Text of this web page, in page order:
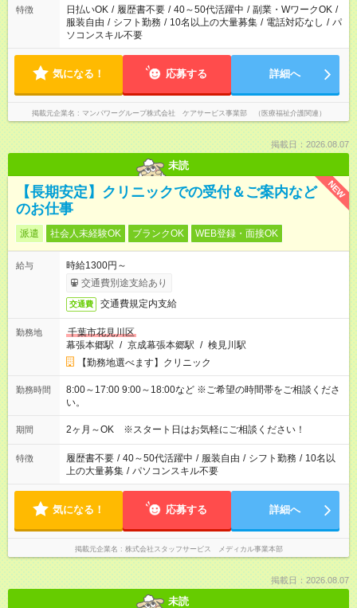
特徴 日払いOK / 履歴書不要 / 40～50代活躍中 / 副業・WワークOK /
服装自由 / シフト勤務 / 10名以上の大量募集 / 電話対応なし / パ
ソコンスキル不要
気になる！ 応募する 詳細へ
掲載元企業名 マンパワーグループ株式会社 ケアサービス事業部 （医療福祉介護関連）
掲載日：2026.08.07
未読
NEW
【長期安定】クリニックでの受付＆ご案内など
のお仕事
派遣 社会人未経験OK ブランクOK WEB登録・面接OK
給与
時給1300円～
交通費別途支給あり
交通費 交通費規定内支給
勤務地
千葉市花見川区
幕張本郷駅 / 京成幕張本郷駅 / 検見川駅
【勤務地選べます】クリニック
勤務時間
8:00～17:00 9:00～18:00など ※ご希望の時間帯をご相談くださ
い。
期間 2ヶ月～OK ※スタート日はお気軽にご相談ください！
特徴 履歴書不要 / 40～50代活躍中 / 服装自由 / シフト勤務 / 10名以
上の大量募集 / パソコンスキル不要
気になる！ 応募する 詳細へ
掲載元企業名 株式会社スタッフサービス メディカル事業本部
掲載日：2026.08.07
未読